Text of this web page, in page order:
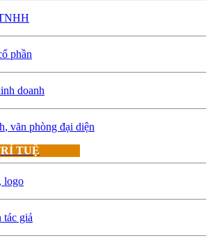
phần
doanh
, văn phòng đại diện
TUỆ
logo
giả